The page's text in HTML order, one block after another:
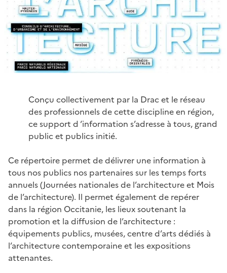
Conçu collectivement par la Drac et le réseau
des professionnels de cette discipline en région,
ce support d ‘information s’adresse à tous, grand
public et publics initié.
Ce répertoire permet de délivrer une information à
tous nos publics nos partenaires sur les temps forts
annuels (Journées nationales de l’architecture et Mois
de l’architecture). Il permet également de repérer
dans la région Occitanie, les lieux soutenant la
promotion et la diffusion de l’architecture :
équipements publics, musées, centre d’arts dédiés à
l’architecture contemporaine et les expositions
attenantes.